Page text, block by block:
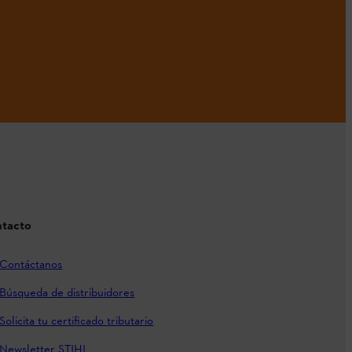
Contáctanos
Búsqueda de distribuidores
Solicita tu certificado tributario